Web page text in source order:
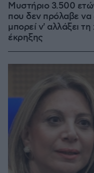
Μυστήριο 3.500
που δεν πρόλαβε να
μπορεί ν' αλλάξει
έκρηξης